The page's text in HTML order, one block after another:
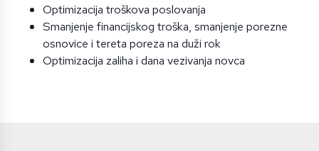
Optimizacija troškova poslovanja
Smanjenje financijskog troška, smanjenje porezne
osnovice i tereta poreza na duži rok
Optimizacija zaliha i dana vezivanja novca